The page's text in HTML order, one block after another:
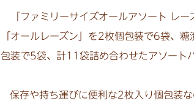
「ファミリーサイズオールアソート レー
「オールレーズン」を2枚個包装で6袋、
包装で5袋、計11袋詰め合わせたアソートパ
保存や持ち運びに便利な2枚入り個包装